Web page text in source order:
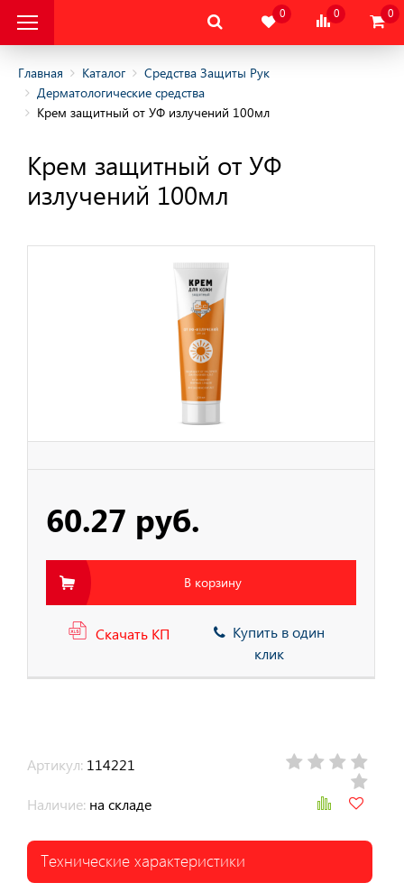
Защитная
Защитная
0 0 0
Главная Каталог
Средства Защиты Рук
Дерматологические средства
Крем защитный от УФ излучений 100мл
Крем защитный от УФ
излучений 100мл
60.27 руб.
В корзину
Скачать КП
Купить в один
клик
Артикул: 114221
Наличие: на складе
Технические характеристики